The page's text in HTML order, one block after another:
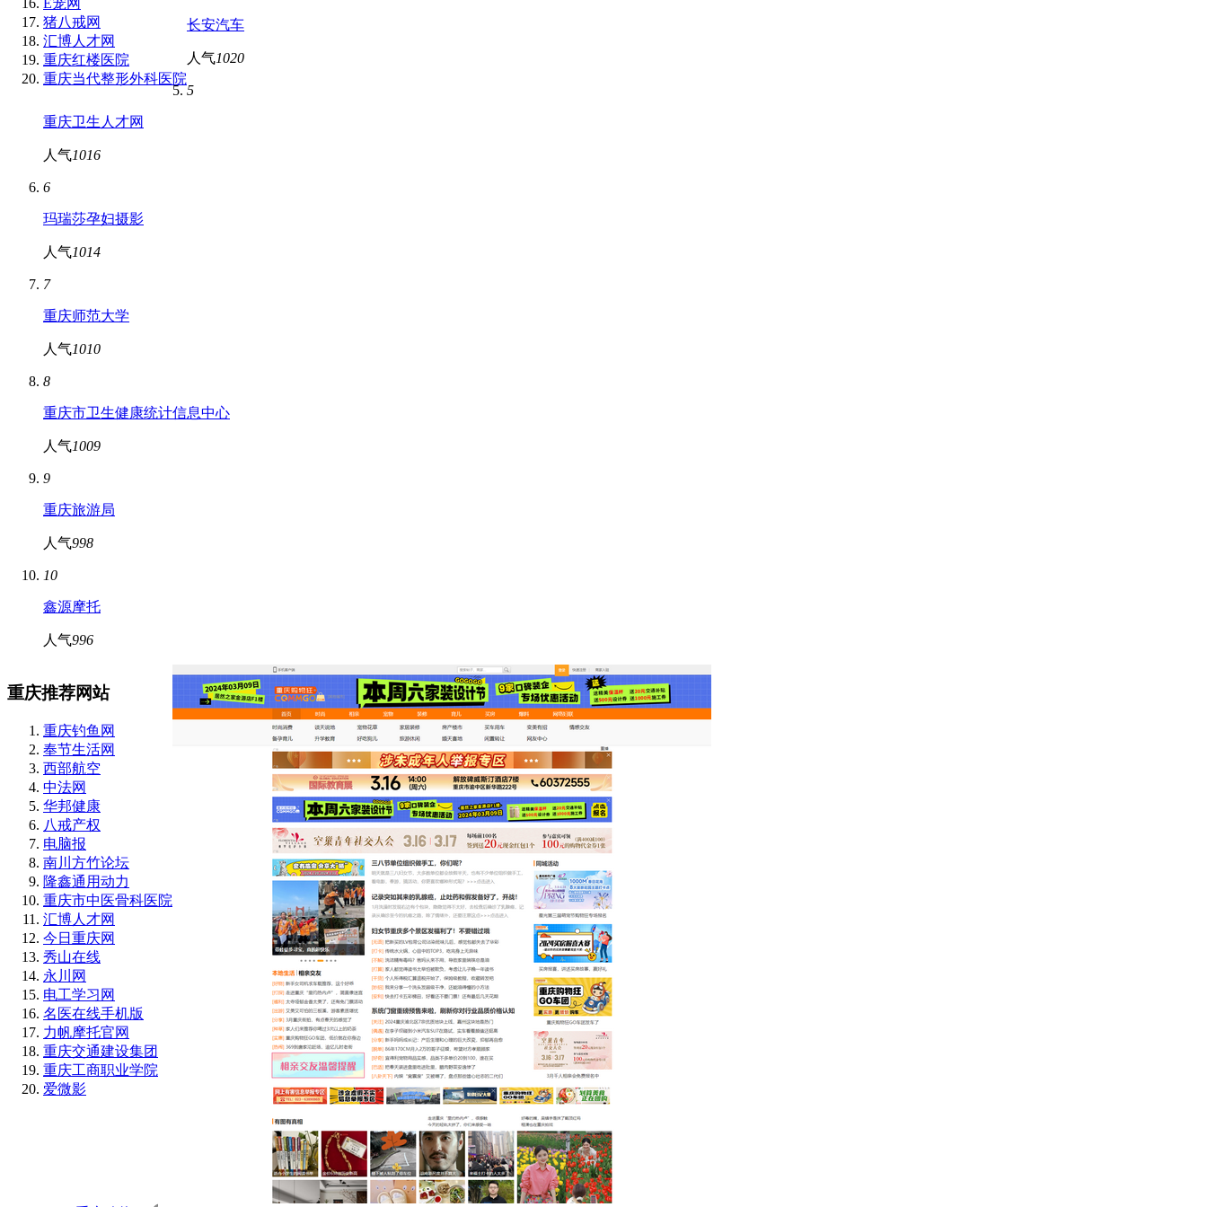
E宠网
猪八戒网
汇博人才网
重庆红楼医院
重庆当代整形外科医院
长安汽车
人气1020
5
重庆卫生人才网
人气1016
6
玛瑞莎孕妇摄影
人气1014
7
重庆师范大学
人气1010
8
重庆市卫生健康统计信息中心
人气1009
9
重庆旅游局
人气998
10
鑫源摩托
人气996
重庆推荐网站
重庆钓鱼网
奉节生活网
西部航空
中法网
华邦健康
八戒产权
电脑报
南川方竹论坛
隆鑫通用动力
重庆市中医骨科医院
汇博人才网
今日重庆网
秀山在线
永川网
电工学习网
名医在线手机版
力帆摩托官网
重庆交通建设集团
重庆工商职业学院
爱微影